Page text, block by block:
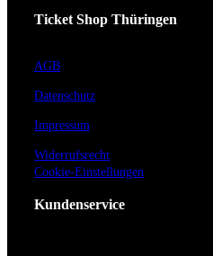
Ticket Shop Thüringen
AGB
Datenschutz
Impressum
Widerrufsrecht
Cookie-Einstellungen
Kundenservice